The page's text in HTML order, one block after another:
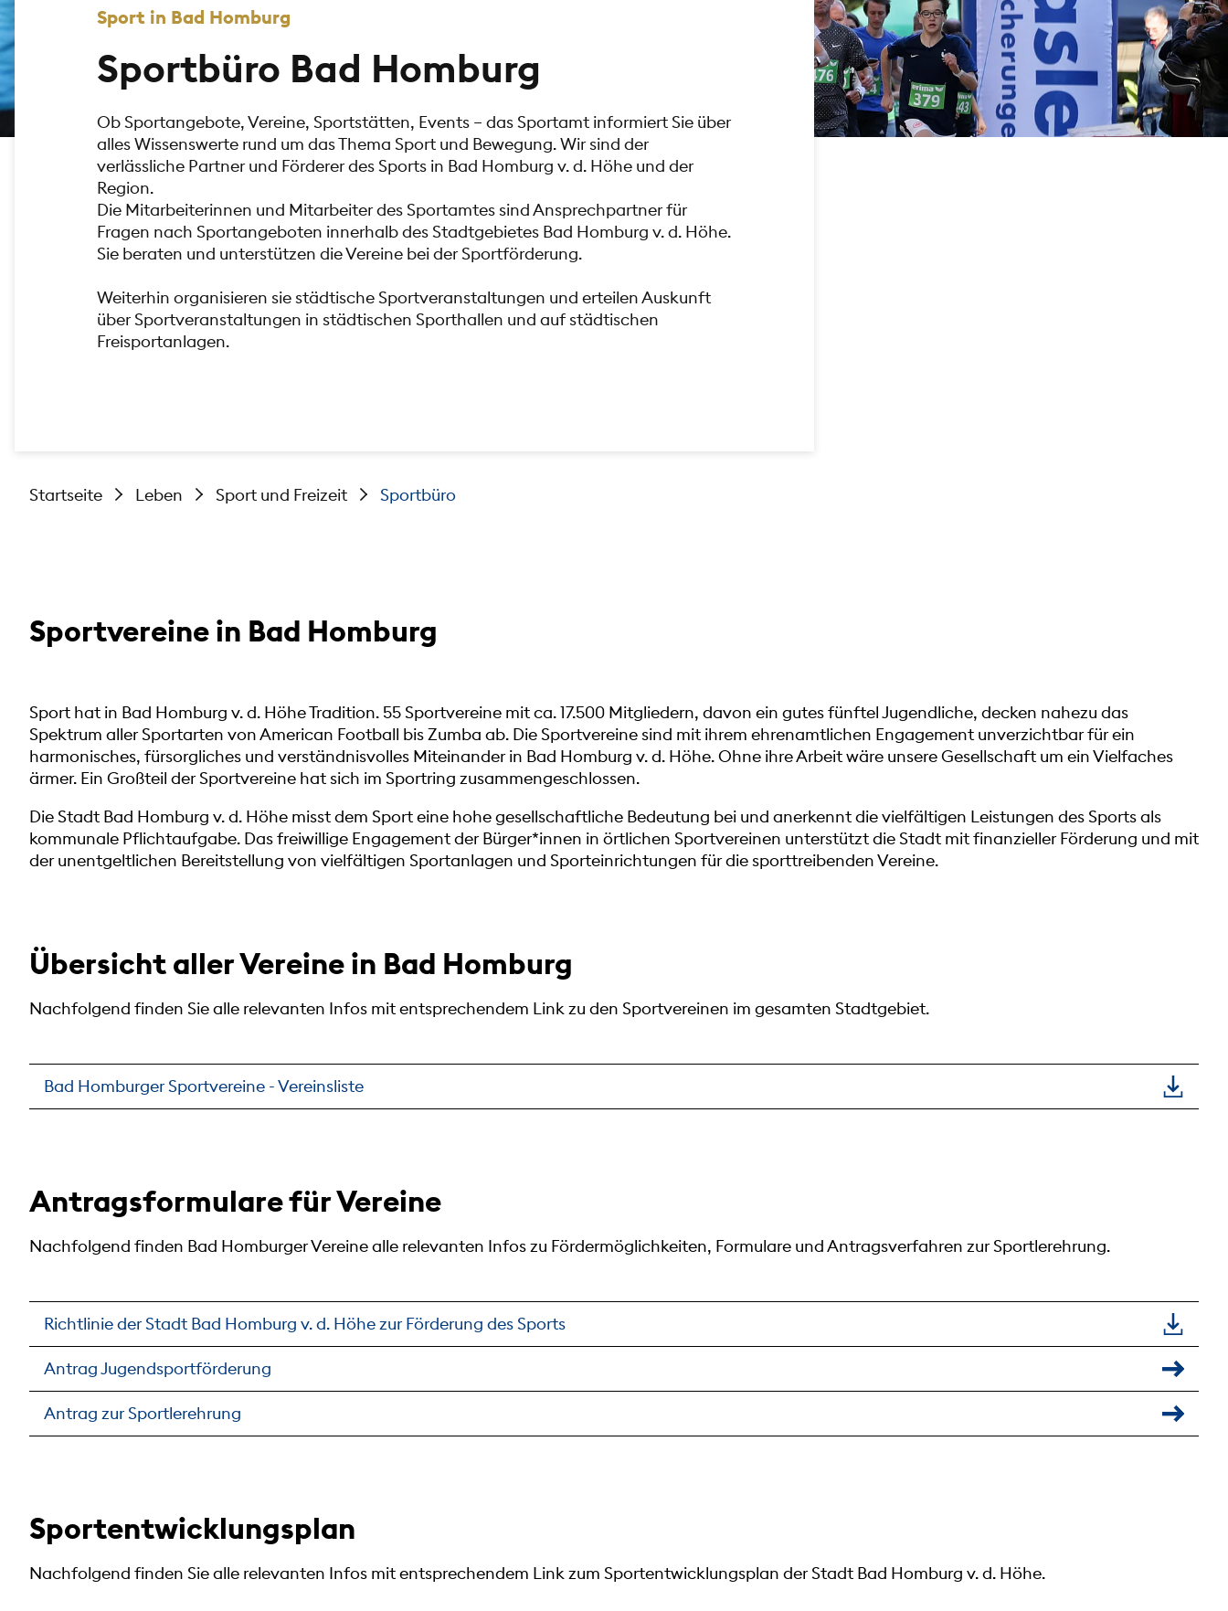
Sport in Bad Homburg
Sportbüro Bad Homburg
Ob Sportangebote, Vereine, Sportstätten, Events – das Sportamt informiert Sie über
alles Wissenswerte rund um das Thema Sport und Bewegung. Wir sind der
verlässliche Partner und Förderer des Sports in Bad Homburg v. d. Höhe und der
Region.
Die Mitarbeiterinnen und Mitarbeiter des Sportamtes sind Ansprechpartner für
Fragen nach Sportangeboten innerhalb des Stadtgebietes Bad Homburg v. d. Höhe.
Sie beraten und unterstützen die Vereine bei der Sportförderung.
Weiterhin organisieren sie städtische Sportveranstaltungen und erteilen Auskunft
über Sportveranstaltungen in städtischen Sporthallen und auf städtischen
Freisportanlagen.
Startseite Leben Sport und Freizeit Sportbüro
Sportvereine in Bad Homburg
Sport hat in Bad Homburg v. d. Höhe Tradition. 55 Sportvereine mit ca. 17.500 Mitgliedern, davon ein gutes fünftel Jugendliche, decken nahezu das
Spektrum aller Sportarten von American Football bis Zumba ab. Die Sportvereine sind mit ihrem ehrenamtlichen Engagement unverzichtbar für ein
harmonisches, fürsorgliches und verständnisvolles Miteinander in Bad Homburg v. d. Höhe. Ohne ihre Arbeit wäre unsere Gesellschaft um ein Vielfaches
ärmer. Ein Großteil der Sportvereine hat sich im Sportring zusammengeschlossen.
Die Stadt Bad Homburg v. d. Höhe misst dem Sport eine hohe gesellschaftliche Bedeutung bei und anerkennt die vielfältigen Leistungen des Sports als
kommunale Pflichtaufgabe. Das freiwillige Engagement der Bürger*innen in örtlichen Sportvereinen unterstützt die Stadt mit finanzieller Förderung und mit
der unentgeltlichen Bereitstellung von vielfältigen Sportanlagen und Sporteinrichtungen für die sporttreibenden Vereine.
Übersicht aller Vereine in Bad Homburg
Nachfolgend finden Sie alle relevanten Infos mit entsprechendem Link zu den Sportvereinen im gesamten Stadtgebiet.
Bad Homburger Sportvereine - Vereinsliste
Antragsformulare für Vereine
Nachfolgend finden Bad Homburger Vereine alle relevanten Infos zu Fördermöglichkeiten, Formulare und Antragsverfahren zur Sportlerehrung.
Richtlinie der Stadt Bad Homburg v. d. Höhe zur Förderung des Sports
Antrag Jugendsportförderung
Antrag zur Sportlerehrung
Sportentwicklungsplan
Nachfolgend finden Sie alle relevanten Infos mit entsprechendem Link zum Sportentwicklungsplan der Stadt Bad Homburg v. d. Höhe.